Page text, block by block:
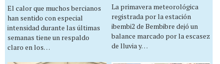
El calor que muchos bercianos
han sentido con especial
intensidad durante las últimas
semanas tiene un respaldo
claro en los…
La primavera meteorológica
registrada por la estación
ibembi2 de Bembibre dejó un
balance marcado por la escasez
de lluvia y…